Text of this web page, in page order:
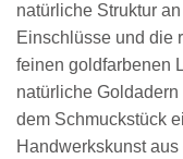
natürliche Struktur
Einschlüsse und die
feinen goldfarbenen
natürliche
dem Schmuckstück
Handwerkskunst